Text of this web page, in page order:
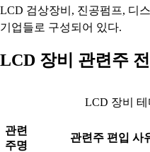
LCD 검상장비, 진공펌프, 디
기업들로 구성되어 있다.
LCD 장비 관련주
LCD 장비
관련
주명
관련주 편입 사